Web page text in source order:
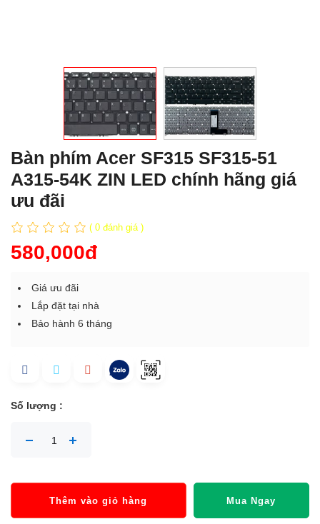
Bàn phím Acer SF315 SF315-51
A315-54K ZIN LED chính hãng giá
ưu đãi
( 0 đánh giá )
580,000đ
Giá ưu đãi
Lắp đặt tại nhà
Bảo hành 6 tháng
Số lượng :
Thêm vào giỏ hàng Mua Ngay